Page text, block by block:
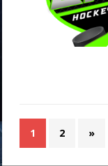
1 2 »